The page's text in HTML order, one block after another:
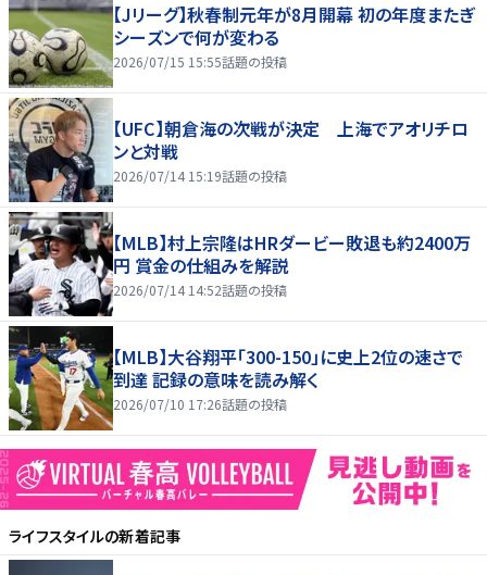
【Jリーグ】秋春制元年が8月開幕 初の年度またぎ
シーズンで何が変わる
2026/07/15 15:55話題の投稿
【UFC】朝倉海の次戦が決定 上海でアオリチロ
ンと対戦
2026/07/14 15:19話題の投稿
【MLB】村上宗隆はHRダービー敗退も約2400万
円 賞金の仕組みを解説
2026/07/14 14:52話題の投稿
【MLB】大谷翔平「300-150」に史上2位の速さで
到達 記録の意味を読み解く
2026/07/10 17:26話題の投稿
ライフスタイルの新着記事